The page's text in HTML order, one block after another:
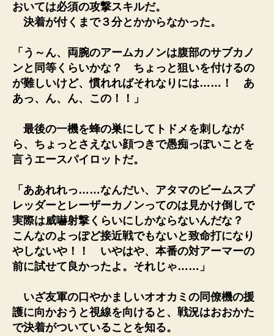
おいては必須の攻撃スキルだ。
決着が付くまで３分とかからなかった。
「う～ん、両腕のアームカノンは腹部のサブカノ
ンと同等くらいかな？ ちょっと狙いを付けるの
が難しいけど、慣れればそれなりには……！ あ
あっ、ん、ん、この！！」
最後の一機を蜂の巣にしてトドメを刺しなが
ら、ちょっとさえない顔つきで愚痴っぽいことを
言うエースパイロットだ。
「ああれれっ……なんだい、アタマのビームスプ
レッダーとレーザーカノンってのは見かけ倒しで
実際は威嚇射撃くらいにしかならないんだな？
こんなのよっぽど接近戦でもないと致命打になり
やしないや！！ いやはや、本番の対アーマーの
前に試せて良かったよ。それじゃ……」
いざ友軍の口やかましいオオカミの同僚機の援
護に向かおうと視線を向けると、戦況はおおかた
で決着がついていることを知る。